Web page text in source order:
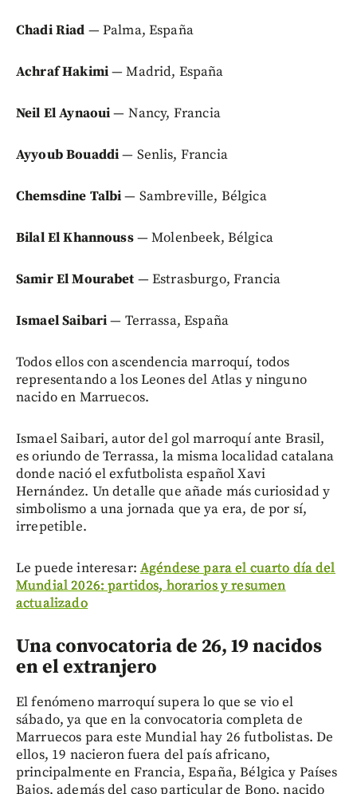
Chadi Riad — Palma, España
Achraf Hakimi— Madrid, España
Neil El Aynaoui— Nancy, Francia
Ayyoub Bouaddi— Senlis, Francia
Chemsdine Talbi— Sambreville, Bélgica
Bilal El Khannouss— Molenbeek, Bélgica
Samir El Mourabet — Estrasburgo, Francia
Ismael Saibari— Terrassa, España
Todos ellos con ascendencia marroquí, todos
representando a los Leones del Atlas y ninguno
nacido en Marruecos.
Ismael Saibari, autor del gol marroquí ante Brasil,
es oriundo de Terrassa, la misma localidad catalana
donde nació el exfutbolista español Xavi
Hernández. Un detalle que añade más curiosidad y
simbolismo a una jornada que ya era, de por sí,
irrepetible.
Le puede interesar: Agéndese para el cuarto día del
Mundial 2026: partidos, horarios y resumen
actualizado
Una convocatoria de 26, 19 nacidos
en el extranjero
El fenómeno marroquí supera lo que se vio el
sábado, ya que en la convocatoria completa de
Marruecos para este Mundial hay 26 futbolistas. De
ellos, 19 nacieron fuera del país africano,
principalmente en Francia, España, Bélgica y Países
Bajos, además del caso particular de Bono, nacido